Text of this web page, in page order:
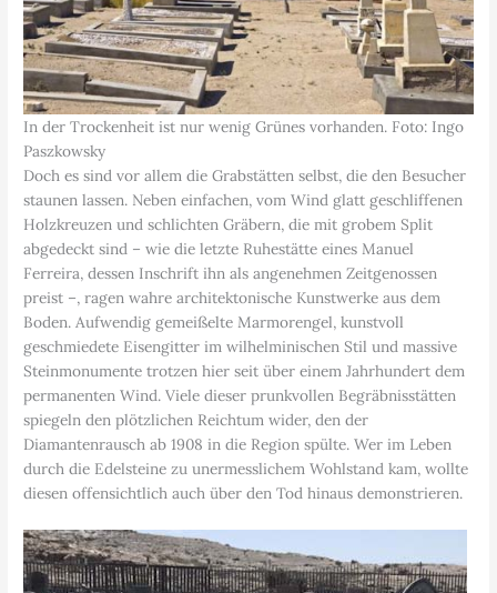
In der Trockenheit ist nur wenig Grünes vorhanden. Foto: Ingo
Paszkowsky
Doch es sind vor allem die Grabstätten selbst, die den Besucher
staunen lassen. Neben einfachen, vom Wind glatt geschliffenen
Holzkreuzen und schlichten Gräbern, die mit grobem Split
abgedeckt sind – wie die letzte Ruhestätte eines Manuel
Ferreira, dessen Inschrift ihn als angenehmen Zeitgenossen
preist –, ragen wahre architektonische Kunstwerke aus dem
Boden. Aufwendig gemeißelte Marmorengel, kunstvoll
geschmiedete Eisengitter im wilhelminischen Stil und massive
Steinmonumente trotzen hier seit über einem Jahrhundert dem
permanenten Wind. Viele dieser prunkvollen Begräbnisstätten
spiegeln den plötzlichen Reichtum wider, den der
Diamantenrausch ab 1908 in die Region spülte. Wer im Leben
durch die Edelsteine zu unermesslichem Wohlstand kam, wollte
diesen offensichtlich auch über den Tod hinaus demonstrieren.